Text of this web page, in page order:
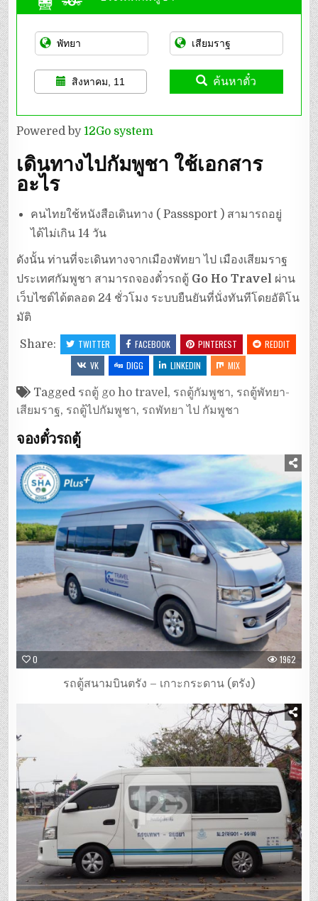
สิงหาคม, 11 ค้นหาตั๋ว
Powered by 12Go system
เดินทางไปกัมพูชา ใช้เอกสาร
อะไร
คนไทยใช้หนังสือเดินทาง ( Passsport ) สามารถอยู่
ได้ไม่เกิน 14 วัน
ดังนั้น ท่านที่จะเดินทางจากเมืองพัทยา ไป เมืองเสียมราฐ
ประเทศกัมพูชา สามารถจองตั๋วรถตู้ Go Ho Travel ผ่าน
เว็บไซต์ได้ตลอด 24 ชั่วโมง ระบบยืนยันที่นั่งทันทีโดยอัติโน
มัติ
Share: TWITTER FACEBOOK PINTEREST
REDDIT
VK
DIGG LINKEDIN MIX
Tagged รถตู้ go ho travel, รถตู้กัมพูชา, รถตู้พัทยา-
เสียมราฐ, รถตู้ไปกัมพูชา, รถพัทยา ไป กัมพูชา
จองตั๋วรถตู้
0 1962
รถตู้สนามบินตรัง – เกาะกระดาน (ตรัง)